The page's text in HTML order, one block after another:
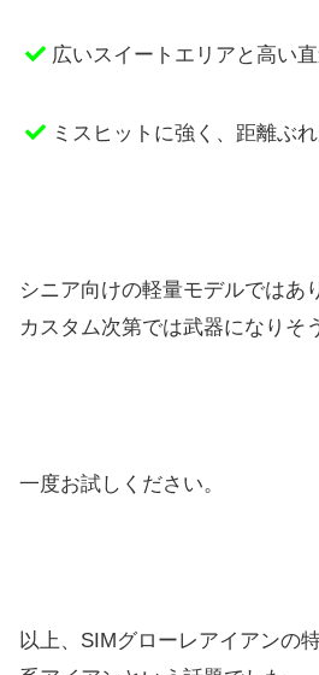
広いスイートエリアと高い
ミスヒットに強く、距離ぶ
シニア向けの軽量モデルではあ
カスタム次第では武器になりそ
一度お試しください。
以上、SIMグローレアイアンの